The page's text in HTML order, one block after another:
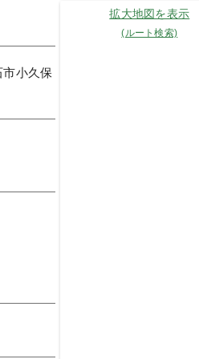
市小久保
拡大地図を表示
(ルート検索)